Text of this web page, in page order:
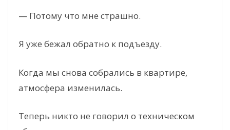
— Потому что мне страшно.
Я уже бежал обратно к подъезду.
Когда мы снова собрались в квартире,
атмосфера изменилась.
Теперь никто не говорил о техническом